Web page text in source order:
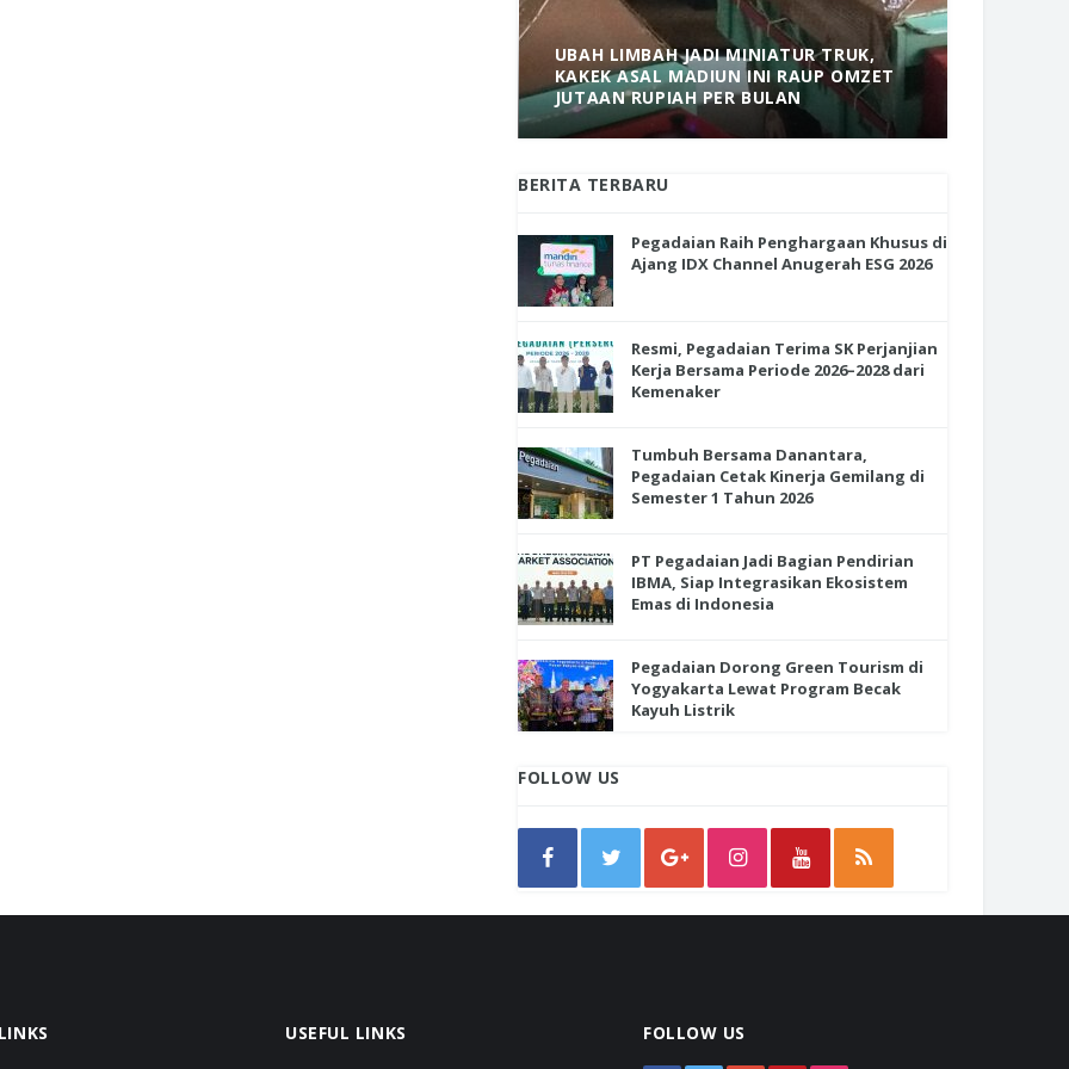
UBAH LIMBAH JADI MINIATUR TRUK,
KAKEK ASAL MADIUN INI RAUP OMZET
JUTAAN RUPIAH PER BULAN
BERITA TERBARU
Pegadaian Raih Penghargaan Khusus di
Ajang IDX Channel Anugerah ESG 2026
Resmi, Pegadaian Terima SK Perjanjian
Kerja Bersama Periode 2026–2028 dari
Kemenaker
Tumbuh Bersama Danantara,
Pegadaian Cetak Kinerja Gemilang di
Semester 1 Tahun 2026
PT Pegadaian Jadi Bagian Pendirian
IBMA, Siap Integrasikan Ekosistem
Emas di Indonesia
Pegadaian Dorong Green Tourism di
Yogyakarta Lewat Program Becak
Kayuh Listrik
FOLLOW US
USEFUL LINKS FOLLOW US